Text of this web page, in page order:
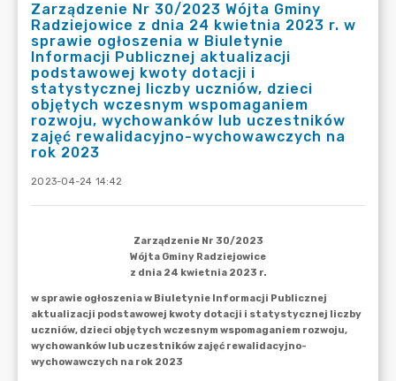
Zarządzenie Nr 30/2023 Wójta Gminy
Radziejowice z dnia 24 kwietnia 2023 r. w
sprawie ogłoszenia w Biuletynie
Informacji Publicznej aktualizacji
podstawowej kwoty dotacji i
statystycznej liczby uczniów, dzieci
objętych wczesnym wspomaganiem
rozwoju, wychowanków lub uczestników
zajęć rewalidacyjno-wychowawczych na
rok 2023
2023-04-24 14:42